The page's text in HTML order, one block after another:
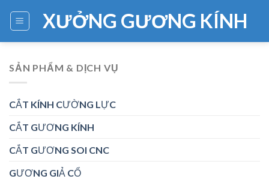
XƯỞNG GƯƠNG KÍNH
SẢN PHẨM & DỊCH VỤ
CẮT KÍNH CƯỜNG LỰC
CẮT GƯƠNG KÍNH
CẮT GƯƠNG SOI CNC
GƯƠNG GIẢ CỔ